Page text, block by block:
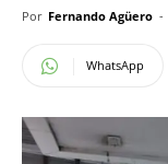
Por Fernando Agüero -
WhatsApp